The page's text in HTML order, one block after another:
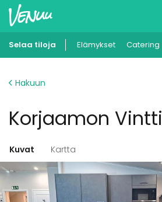
Muistilistasi
Ilmoita kohteesi
Selaa tiloja Elämykset Catering
Hakuun
Korjaamon Vintti
Kuvat Kartta